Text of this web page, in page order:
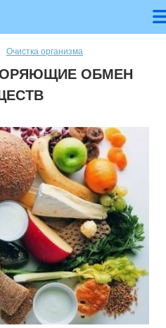
Очистка организма
ОБМЕН